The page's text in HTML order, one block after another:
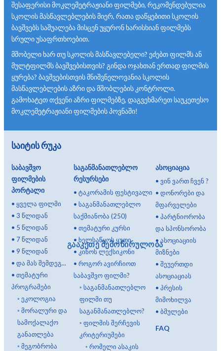
გააკეთე შემოწირულობა
შესაფერისი მოკლემეტრაჟიანი ფილმები, რეკომენდებულია
სკოლის მასწავლებლების მიერ, რათა დაწყებითი სკოლის
ბავშვებს საშუალება მისცენ უყურონ ხარისხიან ფილმებს
სრული უსაფრთხოებით.
მშობელი ხარ თუ სკოლის მასწავლებელი? ეძებთ ფილმს ან
მულტფილმს ბავშვებისთვის? გინდა ოჯახთან ერთად ფილმის
ყურება? ბავშვებისთვის მნიშვნელოვანია სკოლის
მასწავლებლების აზრი და მშობლების კონტროლი.
გამოხატეთ თქვენი აზრი ფილმებზე, დაგვეხმარეთ საუკეთესო
მოკლემეტრაჟიანი ფილმების პოვნაში!
საიტის რუკა
საბავშვო
ფილმების
პორტალი
• ყველა ფილმი
• 3 წლიდან
• 5 წლიდან
• 7 წლიდან
• 9 წლიდან
• და მას შემდეგ...
• თემატური
პროგრამები
◦ ეკოლოგია
◦ მორალური და
სამოქალაქო
განათლება
◦ მეგობრობა
საგანმანათლებლო
რესურსები
• ტაკორამის ფესტივალი
• საგანმანათლებლო
საქმიანობა (250)
• თემატური კურსი
• ხელსაწყოს ყუთი
• კინოს ლექსიკონი
• როგორ ავირჩიოთ
საბავშვო ფილმი?
◦ საგანმანათლებლო
ფილმი თუ
საგანმანათლებლო?
◦ ფილმის შერჩევის
კრიტერიუმები
◦ რომელი ასაკის
ასოციაცია
• ვინ ვართ ჩვენ ?
•დონორები და
მფარველები
•პარტნიორობა
და სპონსორობა
•ასოციაციის
მიზნები
•შეუერთდი
ასოციაციას
•პრესის
მიმოხილვა
•ბმულები
FAQ